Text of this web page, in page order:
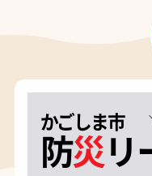
かごしま市
防災リ